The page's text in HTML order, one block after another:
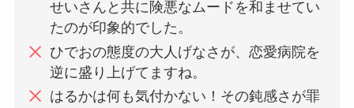
せいさんと共に険悪なムードを和ませてい
たのが印象的でした。
ひでおの態度の大人げなさが、恋愛病院を
逆に盛り上げてますね。
はるかは何も気付かない！その鈍感さが罪